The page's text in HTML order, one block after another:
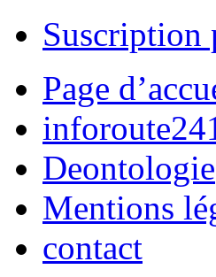
Suscription
Page
Deontologie
Mentions
contact